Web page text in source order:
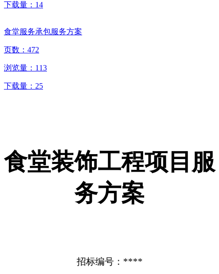
下载量： 14
食堂服务承包服务方案
页数： 472
浏览量： 113
下载量： 25
食堂装饰工程项目服
务方案
招标编号：****